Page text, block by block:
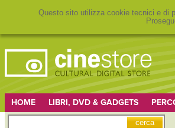
Questo sito utilizza cookie tecnici e di
HOME LIBRI, DVD & GADGETS